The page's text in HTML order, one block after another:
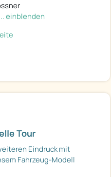
einblenden
Tour
Eindruck mit
Fahrzeug-Modell